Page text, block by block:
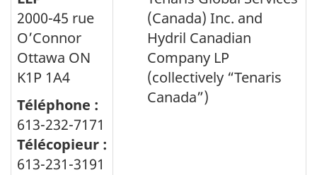
2000-45 rue
O’Connor
Ottawa ON
K1P 1A4
Téléphone :
613-232-7171
Télécopieur :
613-231-3191
(Canada) Inc. and
Hydril Canadian
Company LP
(collectively “Tenaris
Canada”)